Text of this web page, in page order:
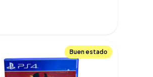
Buen estado